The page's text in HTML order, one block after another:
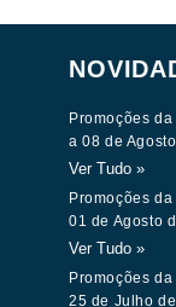
Promoções
a 08 de
Ver Tudo »
Promoções
01 de Agosto
Ver Tudo »
Promoções
25 de Julho